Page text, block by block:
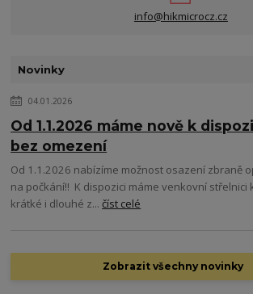
info@hikmicrocz.cz
Novinky
04.01.2026
Od 1.1.2026 máme nově k
bez omezení
Od 1.1.2026 nabízíme možnost osazení zbraně
na počkání!! K dispozici máme venkovní střelnici
krátké i dlouhé z...číst celé
Zobrazit všechny novinky